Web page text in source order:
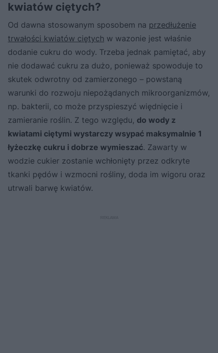
kwiatów ciętych?
Od dawna stosowanym sposobem na przedłużenie
trwałości kwiatów ciętych w wazonie jest właśnie
dodanie cukru do wody. Trzeba jednak pamiętać, aby
nie dodawać cukru za dużo, ponieważ spowoduje to
skutek odwrotny od zamierzonego – powstaną
warunki do rozwoju niepożądanych mikroorganizmów,
np. bakterii, co może przyspieszyć więdnięcie i
zamieranie roślin. Z tego względu, do wody z
kwiatami ciętymi wystarczy wsypać maksymalnie 1
łyżeczkę cukru i dobrze wymieszać. Zawarty w
wodzie cukier zostanie wchłonięty przez odkryte
tkanki pędów i wzmocni rośliny, doda im wigoru oraz
utrwali barwę kwiatów.